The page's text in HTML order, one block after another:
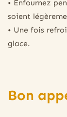
• Enfournez
soient
• Une fois
glace.
Bon